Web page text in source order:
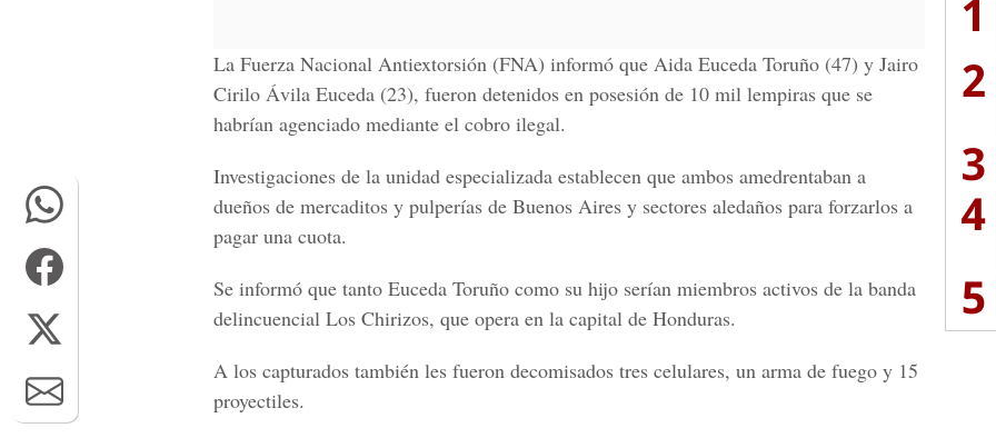
La Fuerza Nacional Antiextorsión (FNA) informó que Aida Euceda Toruño (47) y Jairo
Cirilo Ávila Euceda (23), fueron detenidos en posesión de 10 mil lempiras que se
habrían agenciado mediante el cobro ilegal.
Investigaciones de la unidad especializada establecen que ambos amedrentaban a
dueños de mercaditos y pulperías de Buenos Aires y sectores aledaños para forzarlos a
pagar una cuota.
Se informó que tanto Euceda Toruño como su hijo serían miembros activos de la banda
delincuencial Los Chirizos, que opera en la capital de Honduras.
A los capturados también les fueron decomisados tres celulares, un arma de fuego y 15
proyectiles.
1
2
3
4
5